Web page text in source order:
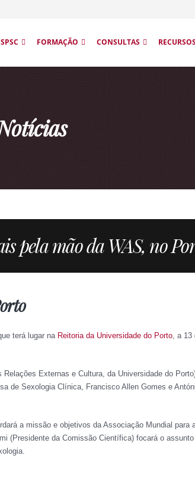
FORMAÇÃO CONSULTAS
pela mão da WAS, no
terá lugar na Reitoria da Universidade do Porto, a 13
Externas e Cultura, da Universidade do
de Sexologia Clínica, Francisco Allen Gomes e
a missão e objetivos da Associação Mundial para
(Presidente da Comissão Científica) focará o